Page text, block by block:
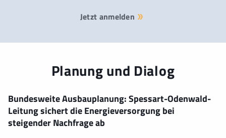
Jetzt anmelden
Planung und Dialog
Bundesweite Ausbauplanung: Spessart-Odenwald-
Leitung sichert die Energieversorgung bei
steigender Nachfrage ab